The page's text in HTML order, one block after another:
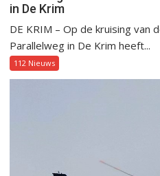
in De Krim
DE KRIM – Op de kruising van
Parallelweg in De Krim heeft...
112 Nieuws